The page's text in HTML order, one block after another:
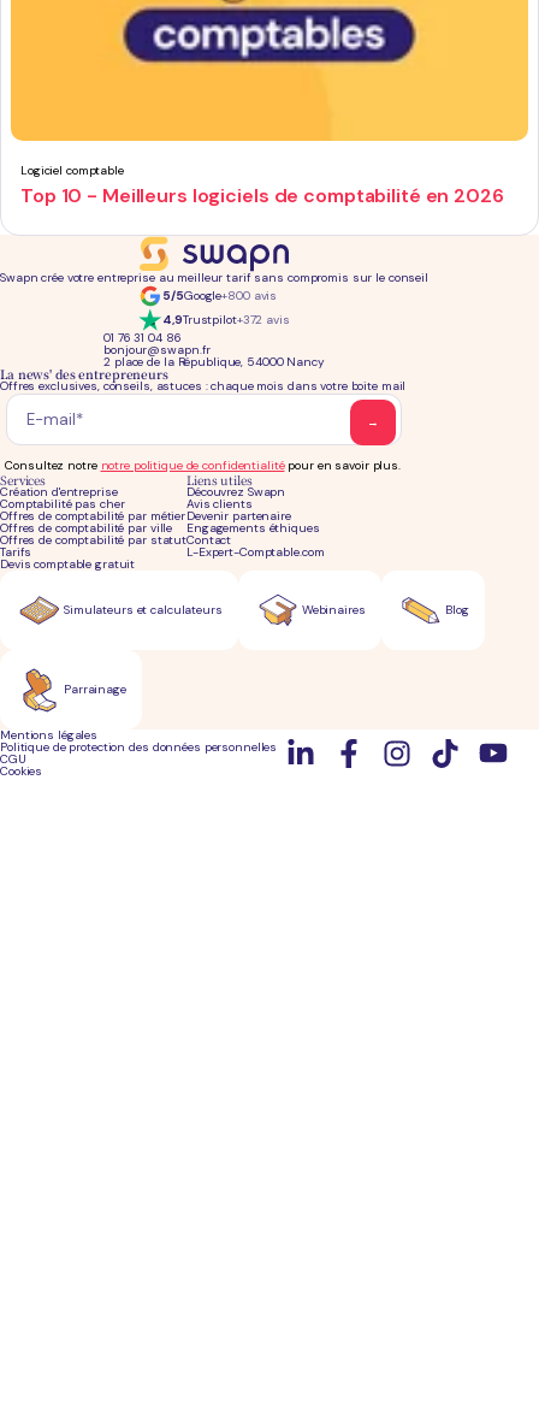
Logiciel comptable
Top 10 - Meilleurs logiciels de comptabilité en 2026
Swapn crée votre entreprise au meilleur tarif sans compromis sur le conseil
5/5Google+800 avis
4,9Trustpilot+372 avis
01 76 31 04 86
bonjour@swapn.fr
2 place de la République, 54000 Nancy
Services
Création d'entreprise
Comptabilité pas cher
Offres de comptabilité par métier
Offres de comptabilité par ville
Offres de comptabilité par statut
Tarifs
Devis comptable gratuit
Liens utiles
Découvrez Swapn
Avis clients
Devenir partenaire
Engagements éthiques
Contact
L-Expert-Comptable.com
La news' des entrepreneurs
Offres exclusives, conseils, astuces : chaque mois dans votre boite mail
Consultez notre notre politique de confidentialitépour en savoir plus.
Simulateurs et calculateurs Blog
Parrainage
Webinaires
Mentions légales
Politique de protection des données personnelles
CGU
Cookies